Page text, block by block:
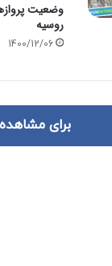
وضعیت
روسیه
1400/12/06
برای